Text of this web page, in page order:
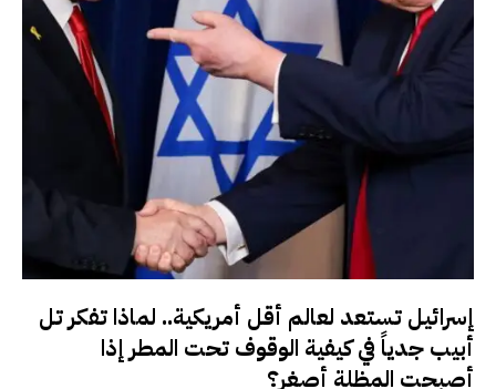
إسرائيل تستعد لعالم أقل أمريكية.. لماذا تفكر تل
أبيب جدياً في كيفية الوقوف تحت المطر إذا
أصبحت المظلة أصغر؟